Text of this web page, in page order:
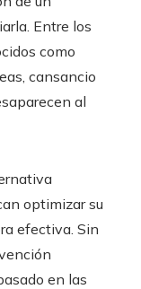
Entre los
como
cansancio
al
optimizar su
efectiva. Sin
en las